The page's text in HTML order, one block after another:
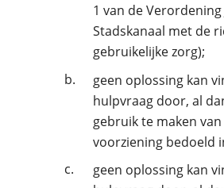
1 van de
Stadskanaal met de
gebruikelijke zorg);
b.
geen oplossing kan
hulpvraag door, al
gebruik te maken
voorziening bedoeld
c.
geen oplossing kan